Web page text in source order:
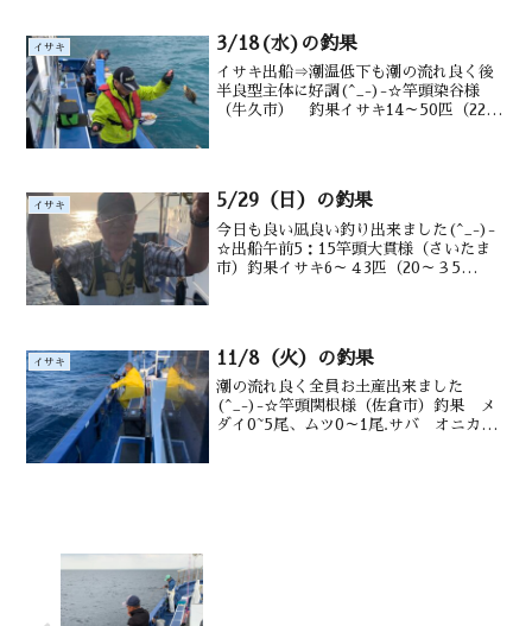
イサキ 3/18(水)の釣果
イサキ出船⇒潮温低下も潮の流れ良く後
半良型主体に好調(^_-)-☆竿頭染谷様
（牛久市） 釣果イサキ14～50匹（22～
イサキ 5/29（日）の釣果
今日も良い凪良い釣り出来ました(^_-)-
☆出船午前5：15竿頭大貫様（さいたま
市）釣果イサキ6～４3匹（20～３5
イサキ 11/8（火）の釣果
潮の流れ良く全員お土産出来ました
(^_-)-☆竿頭関根様（佐倉市）釣果 メ
ダイ0~5尾、ムツ0～1尾.サバ オニカサ